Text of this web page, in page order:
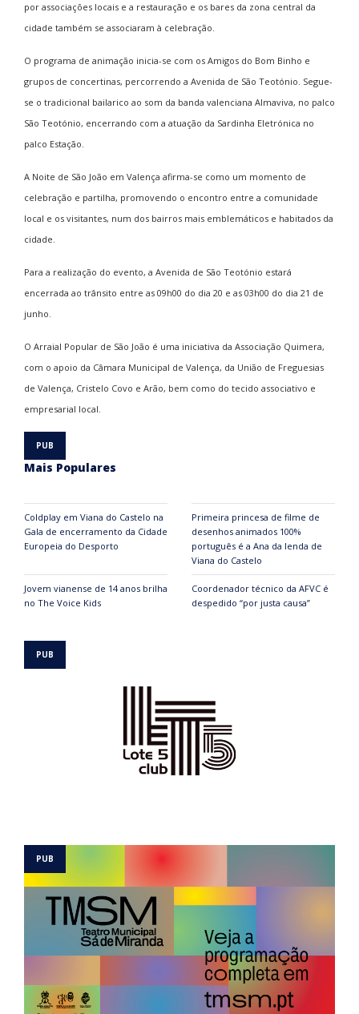
por associações locais e a restauração e os bares da zona central da
cidade também se associaram à celebração.
O programa de animação inicia-se com os Amigos do Bom Binho e
grupos de concertinas, percorrendo a Avenida de São Teotónio. Segue-
se o tradicional bailarico ao som da banda valenciana Almaviva, no palco
São Teotónio, encerrando com a atuação da Sardinha Eletrónica no
palco Estação.
A Noite de São João em Valença afirma-se como um momento de
celebração e partilha, promovendo o encontro entre a comunidade
local e os visitantes, num dos bairros mais emblemáticos e habitados da
cidade.
Para a realização do evento, a Avenida de São Teotónio estará
encerrada ao trânsito entre as 09h00 do dia 20 e as 03h00 do dia 21 de
junho.
O Arraial Popular de São João é uma iniciativa da Associação Quimera,
com o apoio da Câmara Municipal de Valença, da União de Freguesias
de Valença, Cristelo Covo e Arão, bem como do tecido associativo e
empresarial local.
Mais Populares
Coldplay em Viana do Castelo na
Gala de encerramento da Cidade
Europeia do Desporto
Primeira princesa de filme de
desenhos animados 100%
português é a Ana da lenda de
Viana do Castelo
Jovem vianense de 14 anos brilha
no The Voice Kids
Coordenador técnico da AFVC é
despedido “por justa causa”